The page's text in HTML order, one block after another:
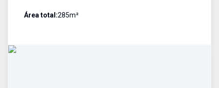
Área total:285m²